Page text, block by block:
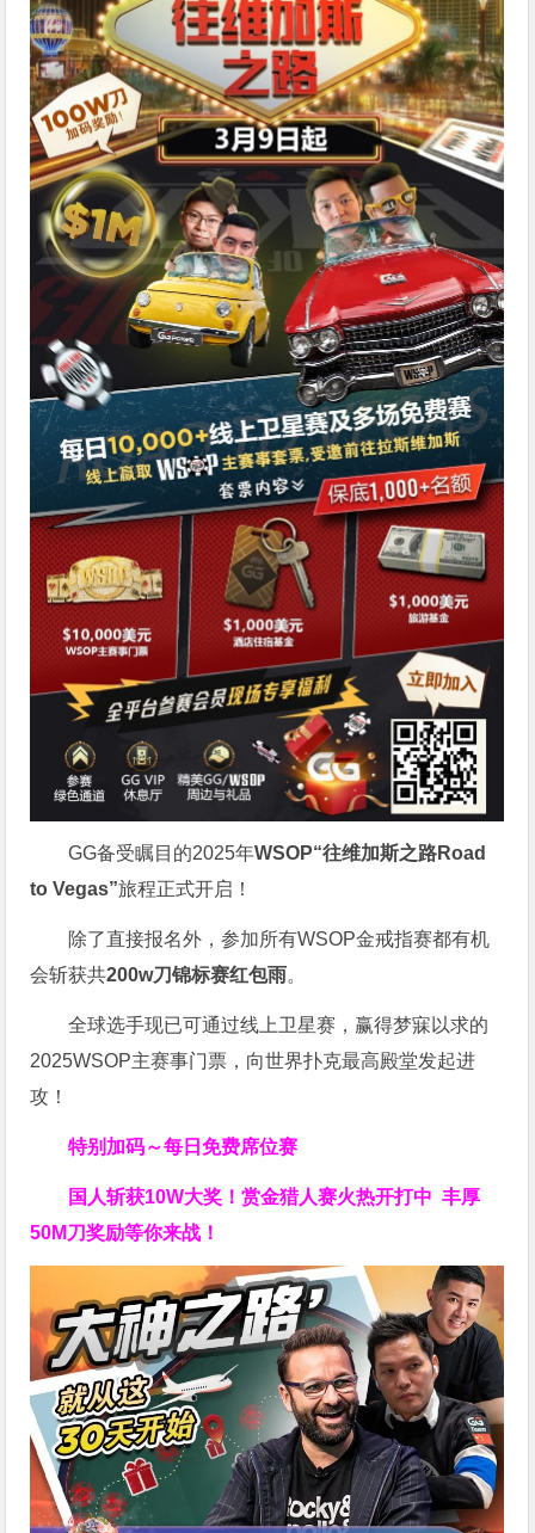
GG备受瞩目的2025年WSOP“往维加斯之路Road
to Vegas”旅程正式开启！
除了直接报名外，参加所有WSOP金戒指赛都有机
会斩获共200w刀锦标赛红包雨。
全球选手现已可通过线上卫星赛，赢得梦寐以求的
2025WSOP主赛事门票，向世界扑克最高殿堂发起进
攻！
特别加码～每日免费席位赛
国人斩获10W大奖！赏金猎人赛火热开打中 丰厚
50M刀奖励等你来战！